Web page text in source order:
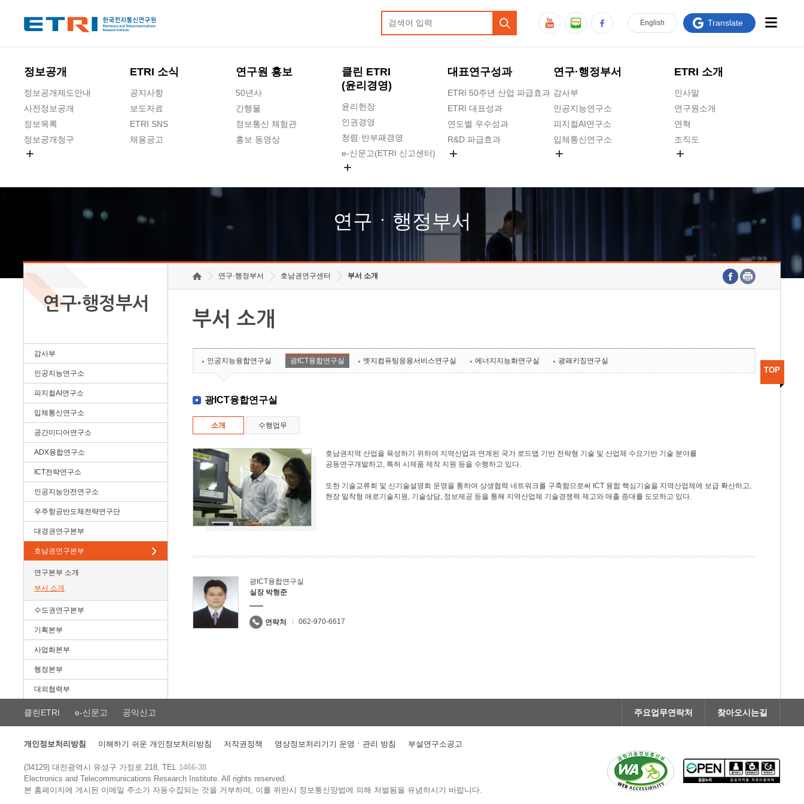
정보공개
정보공개제도안내
사전정보공개
정보목록
정보공개청구
ETRI 소식
공지사항
보도자료
ETRI SNS
채용공고
연구원 홍보
50년사
간행물
정보통신 체험관
홍보 동영상
클린 ETRI
(윤리경영)
윤리헌장
인권경영
청렴·반부패경영
e-신문고(ETRI 신고센터)
고객의소리
수의계약 현황
대표연구성과
ETRI 50주년 산업 파급효과
ETRI 대표성과
연도별 우수성과
R&D 파급효과
연구·행정부서
감사부
인공지능연구소
피지컬AI연구소
입체통신연구소
호남권연구본부
기획본부
ETRI 소개
인사말
연구원소개
연혁
조직도
연구원 고객헌장
주요업무연락처
English Translate
연구ㆍ행정부서
연구·행정부서
감사부
인공지능연구소
피지컬AI연구소
입체통신연구소
공간미디어연구소
ADX융합연구소
ICT전략연구소
인공지능안전연구소
우주항공반도체전략연구단
대경권연구본부
호남권연구본부
연구본부 소개
부서 소개
수도권연구본부
기획본부
사업화본부
행정본부
대외협력부
연구·행정부서 호남권연구센터 부서 소개
부서 소개
인공지능융합연구실 광ICT융합연구실 엣지컴퓨팅응용서비스연구실 에너지지능화연구실 광패키징연구실
광ICT융합연구실
소개 수행업무
호남권지역 산업을 육성하기 위하여 지역산업과 연계된 국가 로드맵 기반 전략형 기술 및 산업체 수요기반 기술 분야를
공동연구개발하고, 특허 시제품 제작 지원 등을 수행하고 있다.
또한 기술교류회 및 신기술설명회 운영을 통하여 상생협력 네트워크를 구축함으로써 ICT 융합 핵심기술을 지역산업체에 보급 확산하고,
현장 밀착형 애로기술지원, 기술상담, 정보제공 등을 통해 지역산업체 기술경쟁력 제고와 매출 증대를 도모하고 있다.
광ICT융합연구실
실장 박형준
연락처 062-970-6617
TOP
클린ETRI e-신문고 공익신고 주요업무연락처 찾아오시는길
개인정보처리방침 이해하기 쉬운 개인정보처리방침 저작권정책 영상정보처리기기 운영ㆍ관리 방침 부설연구소공고
(34129) 대전광역시 유성구 가정로 218, TEL 1466-38
Electronics and Telecommunications Research Institute.All rights reserved.
본 홈페이지에 게시된 이메일 주소가 자동수집되는 것을 거부하며, 이를 위반시 정보통신망법에 의해 처벌됨을 유념하시기 바랍니다.